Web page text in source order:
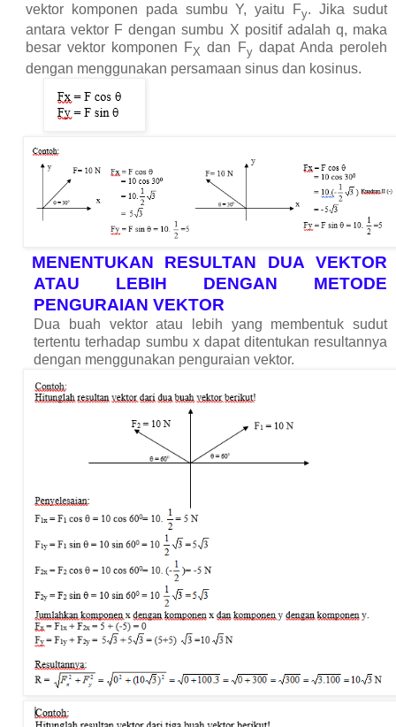
vektor komponen pada sumbu Y, yaitu Fy. Jika sudut
antara vektor F dengan sumbu X positif adalah q, maka
besar vektor komponen FX dan Fydapat Anda peroleh
dengan menggunakan persamaan sinus dan kosinus.
MENENTUKAN RESULTAN DUA VEKTOR
ATAU LEBIH DENGAN METODE
PENGURAIAN VEKTOR
Dua buah vektor atau lebih yang membentuk sudut
tertentu terhadap sumbu x dapat ditentukan resultannya
dengan menggunakan penguraian vektor.